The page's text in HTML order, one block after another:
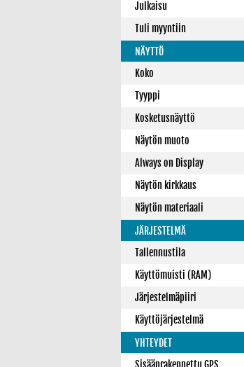
Julkaisu
Tuli myyntiin
NÄYTTÖ
Koko
Tyyppi
Kosketusnäyttö
Näytön muoto
Always on Display
Näytön kirkkaus
Näytön materiaali
JÄRJESTELMÄ
Tallennustila
Käyttömuisti (RAM)
Järjestelmäpiiri
Käyttöjärjestelmä
YHTEYDET
Sisäänrakennettu GPS